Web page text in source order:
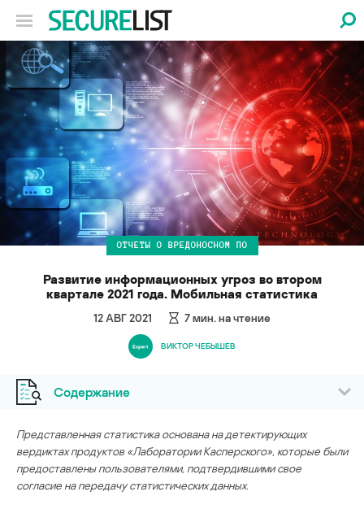
ОТЧЕТЫ О ВРЕДОНОСНОМ ПО
Развитие информационных угроз во втором
квартале 2021 года. Мобильная статистика
12 АВГ 2021 7мин. на чтение
ВИКТОР ЧЕБЫШЕВ
Содержание
Представленная статистика основана на детектирующих
вердиктах продуктов «Лаборатории Касперского», которые были
предоставлены пользователями, подтвердившими свое
согласие на передачу статистических данных.